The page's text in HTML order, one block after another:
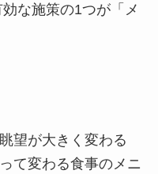
な施策の1つが「メ
望が大きく変わる
て変わる食事のメニ